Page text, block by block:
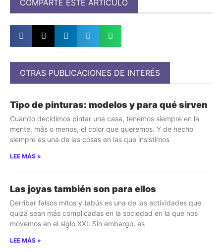
COMPARTE ESTE ARTÍCULO
OTRAS PUBLICACIONES DE INTERÉS
Tipo de pinturas: modelos y para qué sirven
Cuando decidimos pintar una casa, tenemos siempre en la
mente, más o menos, el color que queremos. Y de hecho
siempre es una de las cosas en las que insistimos
LEE MÁS »
Las joyas también son para ellos
Derribar falsos mitos y tabús es una de las actividades que
quizá sean más complicadas en la sociedad en la que nos
movemos en el siglo XXI. Sin embargo, es
LEE MÁS »